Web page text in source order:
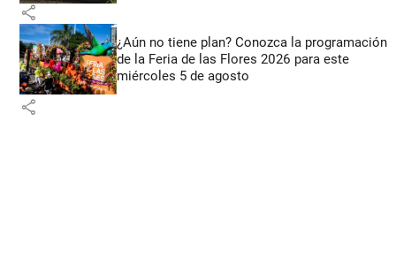
share
¿Aún no tiene plan? Conozca la programación
de la Feria de las Flores 2026 para este
miércoles 5 de agosto
share